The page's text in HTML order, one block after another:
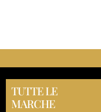
TUTTE LE
MARCHE